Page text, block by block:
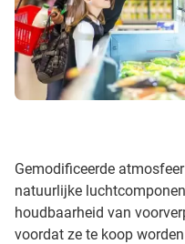
Gemodificeerde
natuurlijke
houdbaarheid van
voordat ze te koop